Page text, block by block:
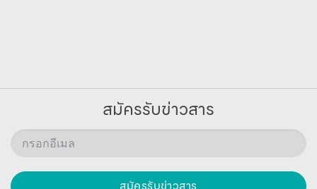
สมัครรับข่าวสาร